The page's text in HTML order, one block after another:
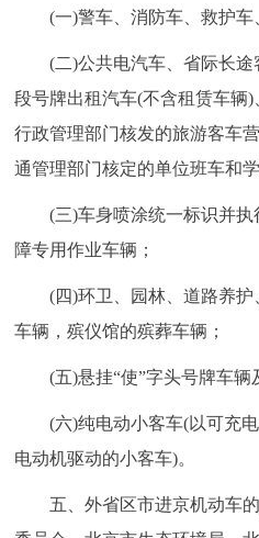
(一)警车、消防车、救护车
(二)公共电汽车、省际长途
段号牌出租汽车(不含租赁车辆
行政管理部门核发的旅游客车
通管理部门核定的单位班车和学
(三)车身喷涂统一标识并执
障专用作业车辆；
(四)环卫、园林、道路养护
车辆，殡仪馆的殡葬车辆；
(五)悬挂“使”字头号牌车辆
(六)纯电动小客车(以可充电
电动机驱动的小客车)。
五、外省区市进京机动车的